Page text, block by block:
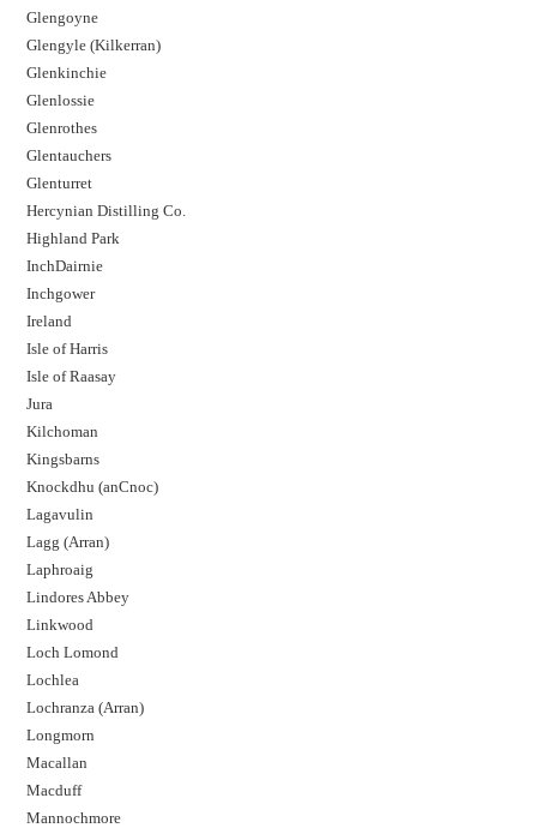
Glengoyne
Glengyle (Kilkerran)
Glenkinchie
Glenlossie
Glenrothes
Glentauchers
Glenturret
Hercynian Distilling Co.
Highland Park
InchDairnie
Inchgower
Ireland
Isle of Harris
Isle of Raasay
Jura
Kilchoman
Kingsbarns
Knockdhu (anCnoc)
Lagavulin
Lagg (Arran)
Laphroaig
Lindores Abbey
Linkwood
Loch Lomond
Lochlea
Lochranza (Arran)
Longmorn
Macallan
Macduff
Mannochmore